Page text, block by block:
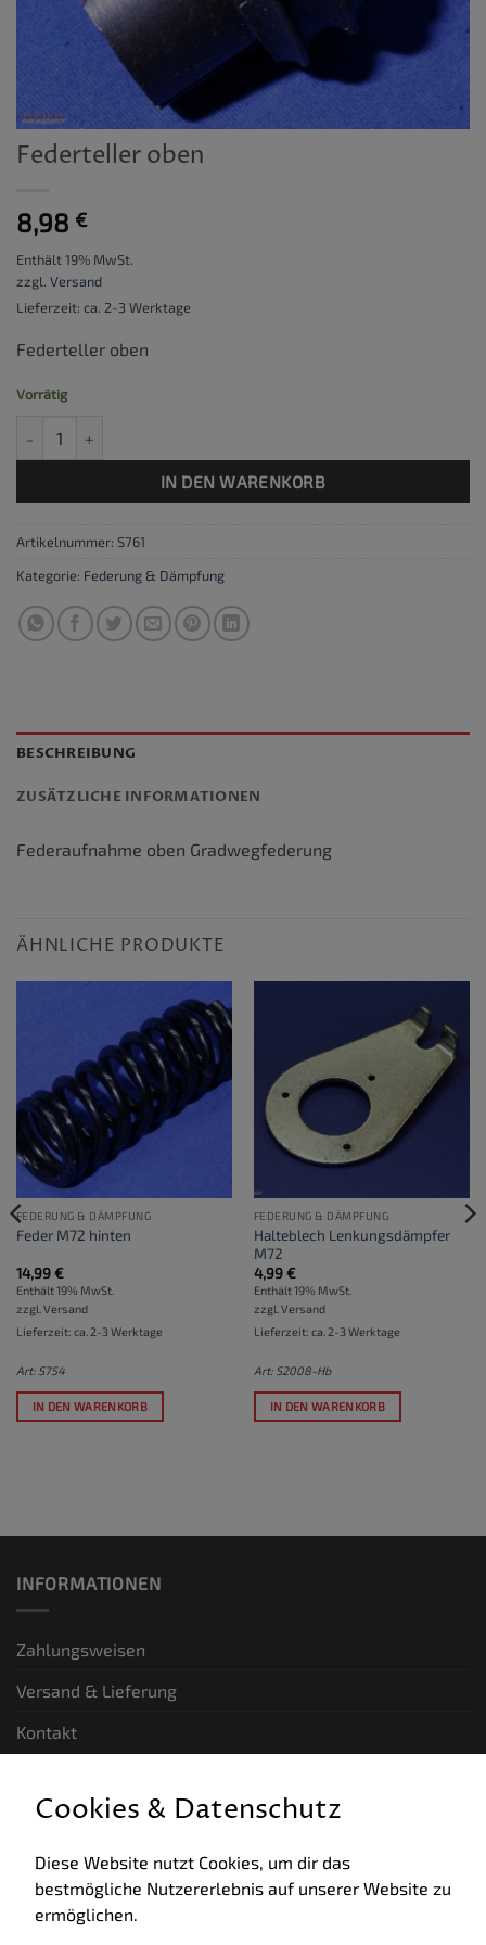
Federteller oben
8,98 €
Enthält 19% MwSt.
zzgl. Versand
Lieferzeit: ca. 2-3 Werktage
Federteller oben
Vorrätig
IN DEN WARENKORB
Artikelnummer: S761
Kategorie: Federung & Dämpfung
BESCHREIBUNG
ZUSÄTZLICHE INFORMATIONEN
Federaufnahme oben Gradwegfederung
ÄHNLICHE PRODUKTE
FEDERUNG & DÄMPFUNG
Feder M72 hinten
14,99€
Enthält 19% MwSt.
zzgl. Versand
Lieferzeit: ca. 2-3 Werktage
Art: S754
IN DEN WARENKORB
FEDERUNG & DÄMPFUNG
Halteblech Lenkungsdämpfer
M72
4,99€
Enthält 19% MwSt.
zzgl. Versand
Lieferzeit: ca. 2-3 Werktage
Art: S2008-Hb
IN DEN WARENKORB
INFORMATIONEN
Zahlungsweisen
Versand & Lieferung
Kontakt
Allgemeine Geschäftsbedingungen
Datenschutz
Cookies & Datenschutz
Diese Website nutzt Cookies, um dir das
bestmögliche Nutzererlebnis auf unserer Website zu
ermöglichen.